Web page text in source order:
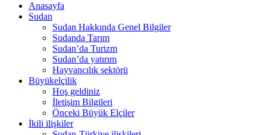
Anasayfa
Sudan
Sudan Hakkında Genel Bilgiler
Sudanda Tarım
Sudan’da Turizm
Sudan’da yatırım
Hayvancılık sektörü
Büyükelçilik
Hoş geldiniz
İletişim Bilgileri
Önceki Büyük Elçiler
İkili ilişkiler